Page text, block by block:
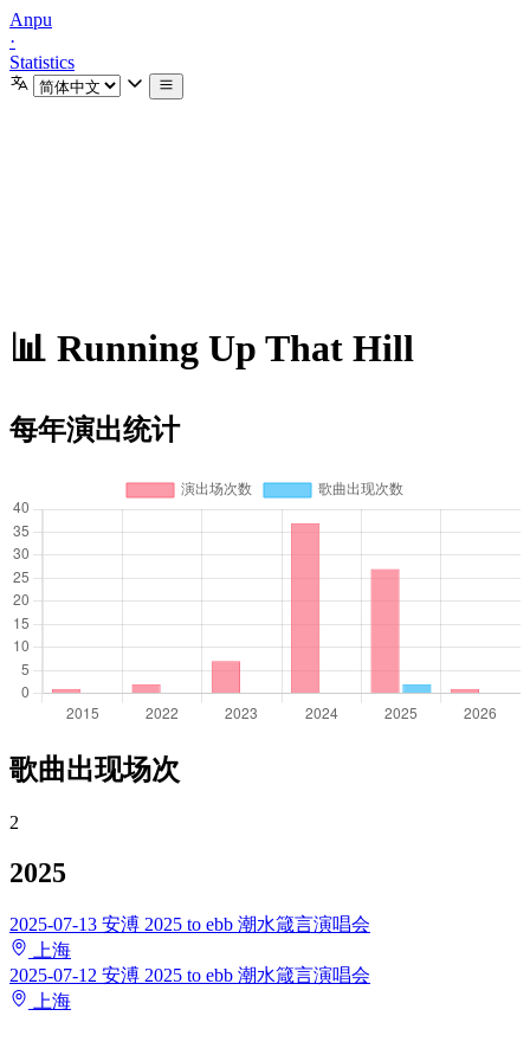
Anpu
·
Statistics
📊 Running Up That Hill
每年演出统计
歌曲出现场次
2
2025
2025-07-13 安溥 2025 to ebb 潮水箴言演唱会
上海
2025-07-12 安溥 2025 to ebb 潮水箴言演唱会
上海